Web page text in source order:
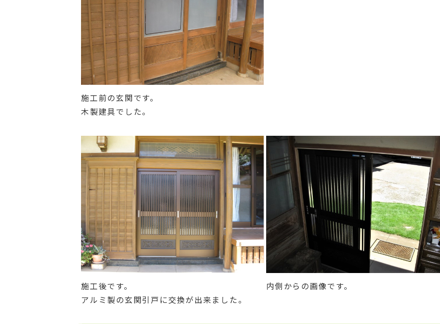
施工前の玄関です。
木製建具でした。
施工後です。
アルミ製の玄関引戸に交換が出来ました。
内側からの画像です。